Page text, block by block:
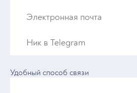
Удобный способ связи